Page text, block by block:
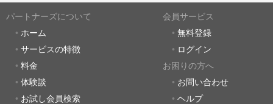
パートナーズについて
ホーム
サービスの特徴
料金
体験談
お試し会員検索
会員サービス
無料登録
ログイン
お困りの方へ
お問い合わせ
ヘルプ